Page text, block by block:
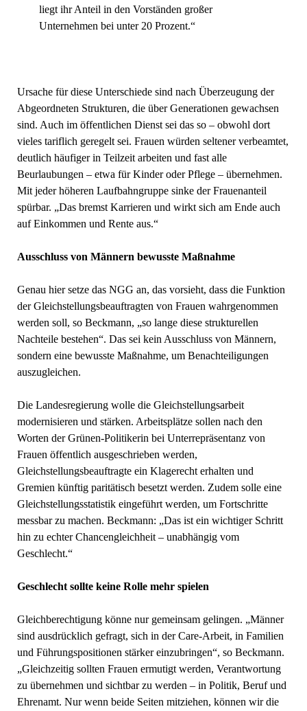
liegt ihr Anteil in den Vorständen großer
Unternehmen bei unter 20 Prozent.“
Ursache für diese Unterschiede sind nach Überzeugung der
Abgeordneten Strukturen, die über Generationen gewachsen
sind. Auch im öffentlichen Dienst sei das so – obwohl dort
vieles tariflich geregelt sei. Frauen würden seltener verbeamtet,
deutlich häufiger in Teilzeit arbeiten und fast alle
Beurlaubungen – etwa für Kinder oder Pflege – übernehmen.
Mit jeder höheren Laufbahngruppe sinke der Frauenanteil
spürbar. „Das bremst Karrieren und wirkt sich am Ende auch
auf Einkommen und Rente aus.“
Ausschluss von Männern bewusste Maßnahme
Genau hier setze das NGG an, das vorsieht, dass die Funktion
der Gleichstellungsbeauftragten von Frauen wahrgenommen
werden soll, so Beckmann, „so lange diese strukturellen
Nachteile bestehen“. Das sei kein Ausschluss von Männern,
sondern eine bewusste Maßnahme, um Benachteiligungen
auszugleichen.
Die Landesregierung wolle die Gleichstellungsarbeit
modernisieren und stärken. Arbeitsplätze sollen nach den
Worten der Grünen-Politikerin bei Unterrepräsentanz von
Frauen öffentlich ausgeschrieben werden,
Gleichstellungsbeauftragte ein Klagerecht erhalten und
Gremien künftig paritätisch besetzt werden. Zudem solle eine
Gleichstellungsstatistik eingeführt werden, um Fortschritte
messbar zu machen. Beckmann: „Das ist ein wichtiger Schritt
hin zu echter Chancengleichheit – unabhängig vom
Geschlecht.“
Geschlecht sollte keine Rolle mehr spielen
Gleichberechtigung könne nur gemeinsam gelingen. „Männer
sind ausdrücklich gefragt, sich in der Care-Arbeit, in Familien
und Führungspositionen stärker einzubringen“, so Beckmann.
„Gleichzeitig sollten Frauen ermutigt werden, Verantwortung
zu übernehmen und sichtbar zu werden – in Politik, Beruf und
Ehrenamt. Nur wenn beide Seiten mitziehen, können wir die